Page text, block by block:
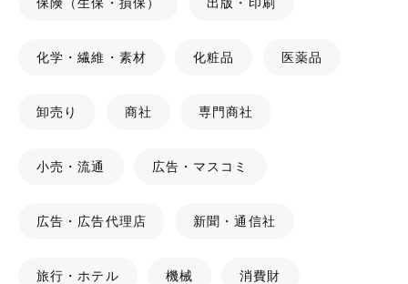
化学・繊維・素材 化粧品 医薬品
卸売り 商社 専門商社
小売・流通 広告・マスコミ
広告・広告代理店 新聞・通信社
旅行・ホテル 機械 消費財